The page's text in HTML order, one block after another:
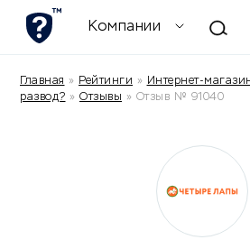
Компании
Главная » Рейтинги » Интернет-
развод? » Отзывы » Отзыв № 91040